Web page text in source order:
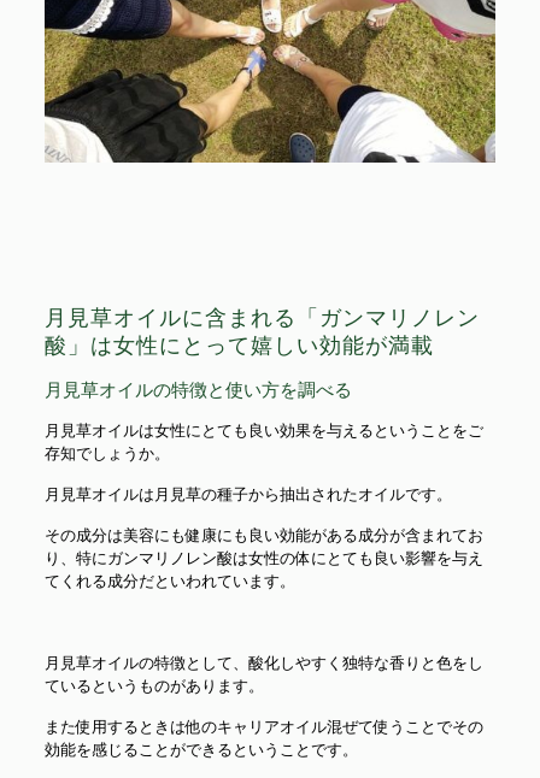
月見草オイルに含まれる「ガンマリノレン
酸」は女性にとって嬉しい効能が満載
月見草オイルの特徴と使い方を調べる
月見草オイルは女性にとても良い効果を与えるということをご
存知でしょうか。
月見草オイルは月見草の種子から抽出されたオイルです。
その成分は美容にも健康にも良い効能がある成分が含まれてお
り、特にガンマリノレン酸は女性の体にとても良い影響を与え
てくれる成分だといわれています。
月見草オイルの特徴として、酸化しやすく独特な香りと色をし
ているというものがあります。
また使用するときは他のキャリアオイル混ぜて使うことでその
効能を感じることができるということです。